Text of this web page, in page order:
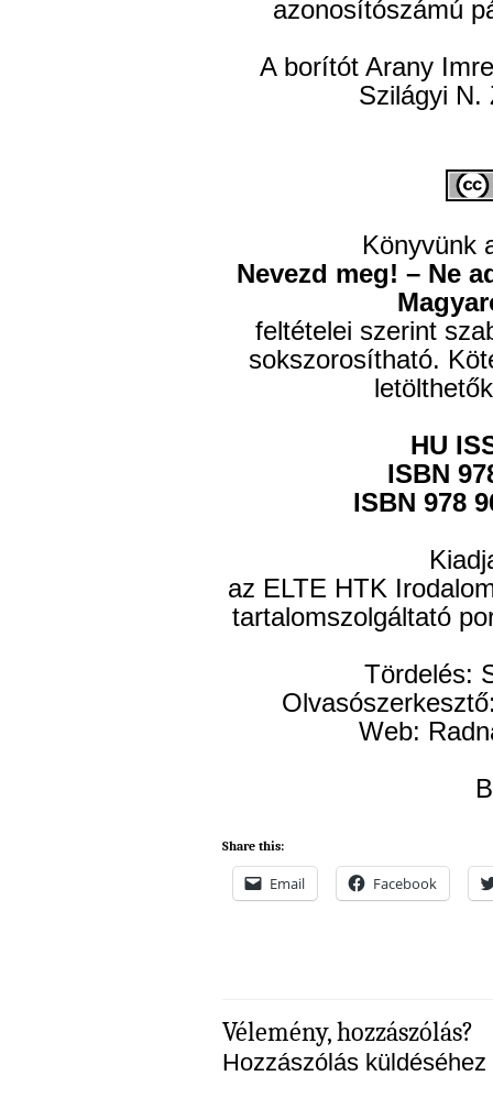
azonosítószámú
A borítót Arany
Szilágyi N.
Könyvünk
Nevezd meg! – Ne
feltételei szerint
sokszorosítható.
HU
ISBN
ISBN 978
az ELTE HTK
tartalomszolgáltató
Tördelés:
Web:
Share this:
Email Facebook
Vélemény, hozzászólás?
Hozzászólás küldéséhez